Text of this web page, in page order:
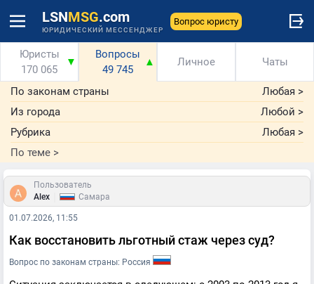
LSNMSG.com
ЮРИДИЧЕСКИЙ МЕССЕНДЖЕР
Вопрос юристу
Юристы
170 065
▼
Вопросы
49 745
▲ Личное Чаты
По законам страны Любая >
Из города
Любой >
Рубрика
Любая >
По теме >
Пользователь
Alex
Самара
01.07.2026, 11:55
Как восстановить льготный стаж через суд?
Вопрос по законам страны: Россия